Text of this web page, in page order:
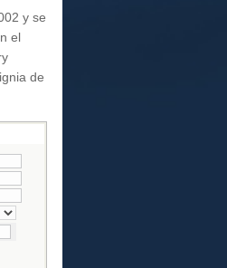
y se
el
de